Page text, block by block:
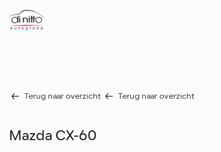
Vergelijk
Diensten
Terug naar overzicht Terug naar overzicht
Mazda CX-60